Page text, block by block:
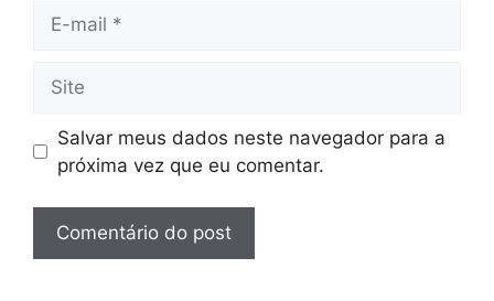
mail
Salvar meus dados neste navegador para a
próxima vez que eu comentar.